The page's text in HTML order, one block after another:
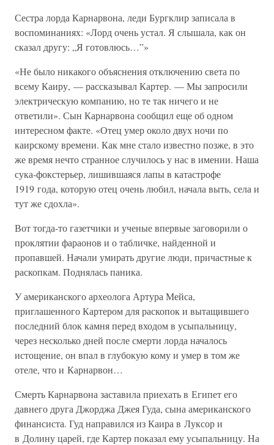
Сестра лорда Карнарвона, леди Бургклир записала в
воспоминаниях: «Лорд очень устал. Я слышала, как он
сказал другу: „Я готовлюсь…”»
«Не было никакого объяснения отключению света по
всему Каиру, — рассказывал Картер. — Мы запросили
электрическую компанию, но те так ничего и не
ответили». Сын Карнарвона сообщил еще об одном
интересном факте. «Отец умер около двух ночи по
каирскому времени. Как мне стало известно позже, в это
же время нечто странное случилось у нас в имении. Наша
сука-фокстерьер, лишившаяся лапы в катастрофе
1919 года, которую отец очень любил, начала выть, села и
тут же сдохла».
Вот тогда-то газетчики и ученые впервые заговорили о
проклятии фараонов и о табличке, найденной и
пропавшей. Начали умирать другие люди, причастные к
раскопкам. Поднялась паника.
У американского археолога Артура Мейса,
приглашенного Картером для раскопок и вытащившего
последний блок камня перед входом в усыпальницу,
через несколько дней после смерти лорда началось
истощение, он впал в глубокую кому и умер в том же
отеле, что и Карнарвон…
Смерть Карнарвона заставила приехать в Египет его
давнего друга Джорджа Джея Гуда, сына американского
финансиста. Гуд направился из Каира в Луксор и
в Долину царей, где Картер показал ему усыпальницу. На